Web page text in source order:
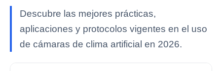
Descubre las mejores prácticas,
aplicaciones y protocolos vigentes en el uso
de cámaras de clima artificial en 2026.